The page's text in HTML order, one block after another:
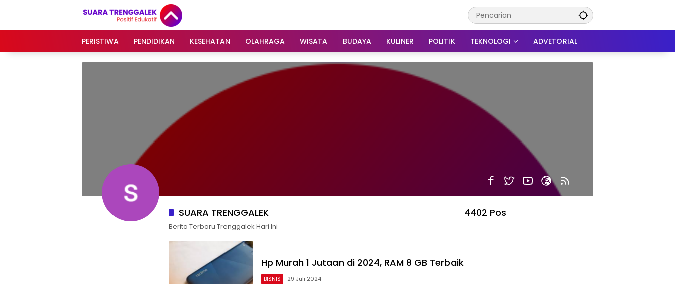
PERISTIWA
PENDIDIKAN KESEHATAN OLAHRAGA WISATA BUDAYA KULINER POLITIK TEKNOLOGI ADVETORIAL
SUARA TRENGGALEK 4402 Pos
Berita Terbaru Trenggalek Hari Ini
Hp Murah 1 Jutaan di 2024, RAM 8 GB Terbaik
BISNIS 29 Juli 2024